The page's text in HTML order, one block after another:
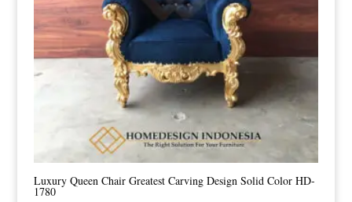
Luxury Queen Chair Greatest Carving Design Solid Color HD-
1780